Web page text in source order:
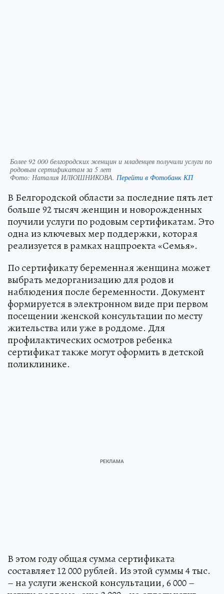
Более 92 000 белгородских женщин и младенцев получили услуги по
родовым сертификатам за 5 лет
Фото: Наталия ИЛЮШНИКОВА. Перейти в Фотобанк КП
В Белгородской области за последние пять лет
больше 92 тысяч женщин и новорожденных
поучили услуги по родовым сертификатам. Это
одна из ключевых мер поддержки, которая
реализуется в рамках нацпроекта «Семья».
По сертификату беременная женщина может
выбрать медорганизацию для родов и
наблюдения после беременности. Документ
формируется в электронном виде при первом
посещении женской консультации по месту
жительства или уже в роддоме. Для
профилактических осмотров ребенка
сертификат также могут оформить в детской
поликлинике.
В этом году общая сумма сертификата
составляет 12 000 рублей. Из этой суммы 4 тыс.
– на услуги женской консультации, 6 000 –